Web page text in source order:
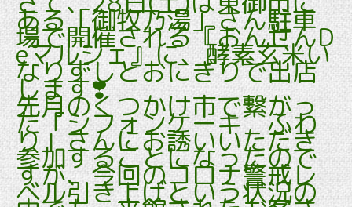
ある「御牧乃湯」さん駐車
場で開催される『おんせんD
eマルシェ』に、酵素玄米い
なりずしとおにぎりで出店
します❣️
先月のくつかけ市で繋がっ
た「シフォンケーキ ふわ
り」さんにお誘いいただき
参加することになったので
すが、今回のコロナ警戒レ
ベル引き上げという状況の